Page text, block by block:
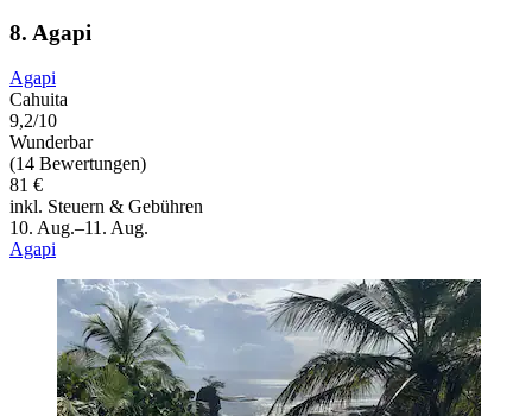
8. Agapi
Agapi
Cahuita
9,2/10
Wunderbar
(14 Bewertungen)
81 €
inkl. Steuern & Gebühren
10. Aug.–11. Aug.
Agapi